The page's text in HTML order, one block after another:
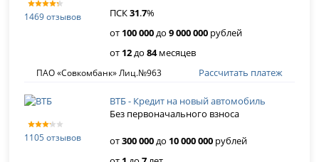
1469 отзывов
ПСК31.7%
от 100 000до9 000 000 рублей
от 12до84месяцев
ПАО «Совкомбанк» Лиц.№963 Рассчитать платеж
1105 отзывов
ВТБ - Кредит на новый автомобиль
Без первоначального взноса
от300 000до 10 000 000 рублей